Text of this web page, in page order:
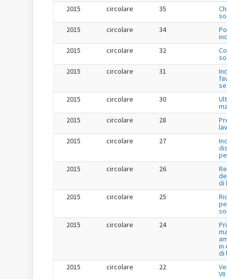
2015
circolare 35
2015
circolare 34
2015
circolare 32
2015
circolare 31
2015
circolare 30
2015
circolare 28
2015
circolare 27
2015
circolare 26
di
2015
circolare 25
2015
circolare 24
in
di
2015
circolare 22